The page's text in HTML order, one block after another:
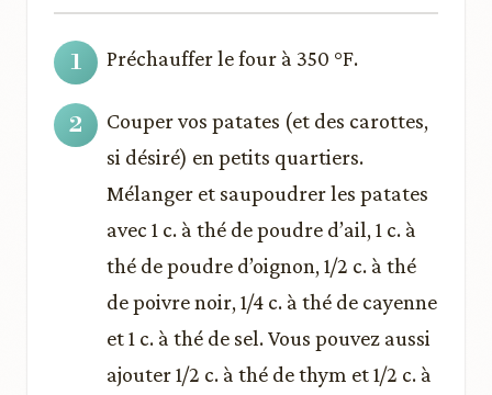
Préchauffer le four à 350 °F.
Couper vos patates (et des carottes,
si désiré) en petits quartiers.
Mélanger et saupoudrer les patates
avec 1 c. à thé de poudre d’ail, 1 c. à
thé de poudre d’oignon, 1/2 c. à thé
de poivre noir, 1/4 c. à thé de cayenne
et 1 c. à thé de sel. Vous pouvez aussi
ajouter 1/2 c. à thé de thym et 1/2 c. à